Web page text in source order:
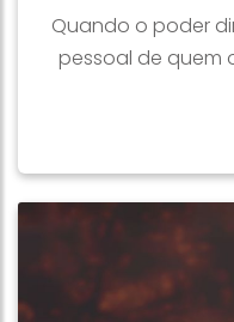
Quando o poder
pessoal de quem